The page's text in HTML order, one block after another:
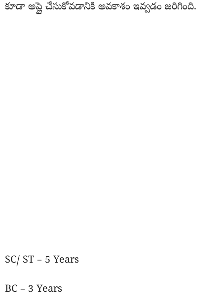
కూడా అప్లై చేసుకోవడానికి అవకాశం ఇవ్వడం జరిగింది.
SC/ ST – 5 Years
BC – 3 Years